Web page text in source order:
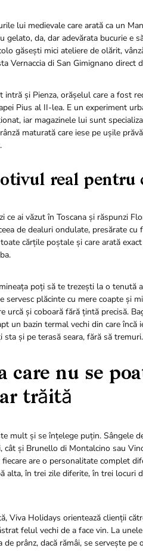
lui medievale care arată ca un
gelato, da, dar adevărata bucurie e
găsești mici ateliere de olărit,
Vernaccia di San Gimignano direct
intră și Pienza, orășelul care a fost
Pius al II-lea. E un experiment
iar magazinele lui sunt
maturată care iese pe ușile
real pentru
ce ai văzut în Toscana și răspunzi
de dealuri ondulate, presărate
cărțile poștale și care arată
poți să te trezești la o tenută
servesc plăcinte cu mere coapte și
urcă și coboară fără țintă precisă.
un bazin termal vechi din care încă
și pe terasă seara, fără să tremuri.
care nu se
trăită
mult și se înțelege puțin. Sângele
cât și Brunello di Montalcino sau
are o personalitate complet
alta, în trei zile diferite, în trei locuri
Viva Holidays orientează clienții
felul vechi de a face vin. La
prânz, dacă rămâi, se servește pe